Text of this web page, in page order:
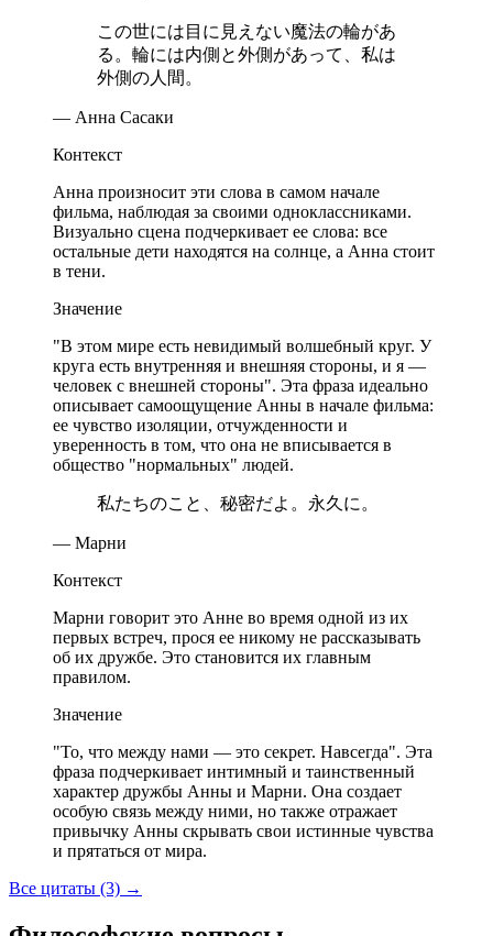
この世には目に見えない魔法の輪があ
る。輪には内側と外側があって、私は
外側の人間。
— Анна Сасаки
Контекст
Анна произносит эти слова в самом начале
фильма, наблюдая за своими одноклассниками.
Визуально сцена подчеркивает ее слова: все
остальные дети находятся на солнце, а Анна стоит
в тени.
Значение
"В этом мире есть невидимый волшебный круг. У
круга есть внутренняя и внешняя стороны, и я —
человек с внешней стороны". Эта фраза идеально
описывает самоощущение Анны в начале фильма:
ее чувство изоляции, отчужденности и
уверенность в том, что она не вписывается в
общество "нормальных" людей.
私たちのこと、秘密だよ。永久に。
— Марни
Контекст
Марни говорит это Анне во время одной из их
первых встреч, прося ее никому не рассказывать
об их дружбе. Это становится их главным
правилом.
Значение
"То, что между нами — это секрет. Навсегда". Эта
фраза подчеркивает интимный и таинственный
характер дружбы Анны и Марни. Она создает
особую связь между ними, но также отражает
привычку Анны скрывать свои истинные чувства
и прятаться от мира.
Все цитаты (3) →